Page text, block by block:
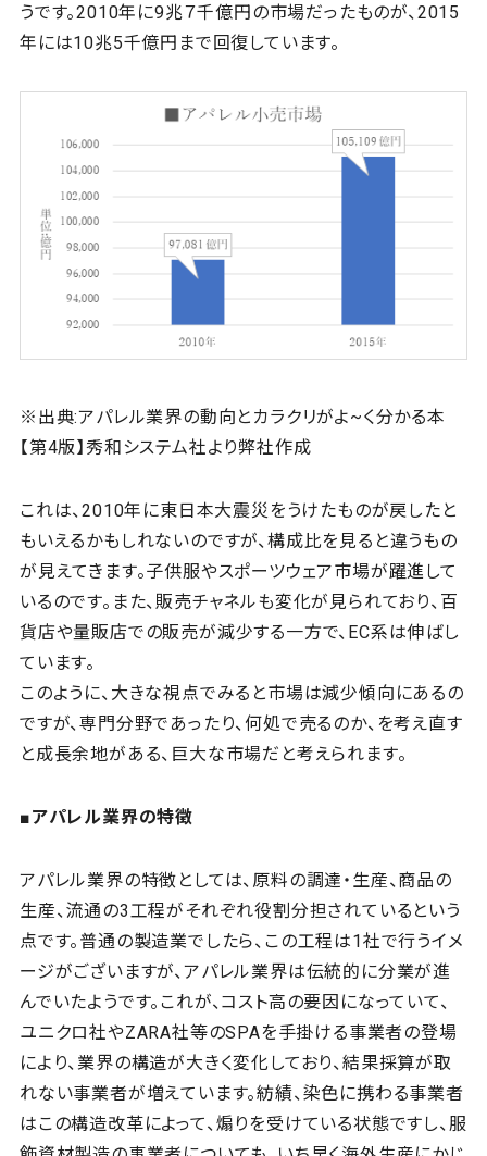
うです。2010年に9兆７千億円の市場だったものが、2015
年には10兆5千億円まで回復しています。
※出典:アパレル業界の動向とカラクリがよ~く分かる本
【第4版】秀和システム社より弊社作成
これは、2010年に東日本大震災をうけたものが戻したと
もいえるかもしれないのですが、構成比を見ると違うもの
が見えてきます。子供服やスポーツウェア市場が躍進して
いるのです。また、販売チャネルも変化が見られており、百
貨店や量販店での販売が減少する一方で、EC系は伸ばし
ています。
このように、大きな視点でみると市場は減少傾向にあるの
ですが、専門分野であったり、何処で売るのか、を考え直す
と成長余地がある、巨大な市場だと考えられます。
■アパレル業界の特徴
アパレル業界の特徴としては、原料の調達・生産、商品の
生産、流通の3工程がそれぞれ役割分担されているという
点です。普通の製造業でしたら、この工程は1社で行うイメ
ージがございますが、アパレル業界は伝統的に分業が進
んでいたようです。これが、コスト高の要因になっていて、
ユニクロ社やZARA社等のSPAを手掛ける事業者の登場
により、業界の構造が大きく変化しており、結果採算が取
れない事業者が増えています。紡績、染色に携わる事業者
はこの構造改革によって、煽りを受けている状態ですし、服